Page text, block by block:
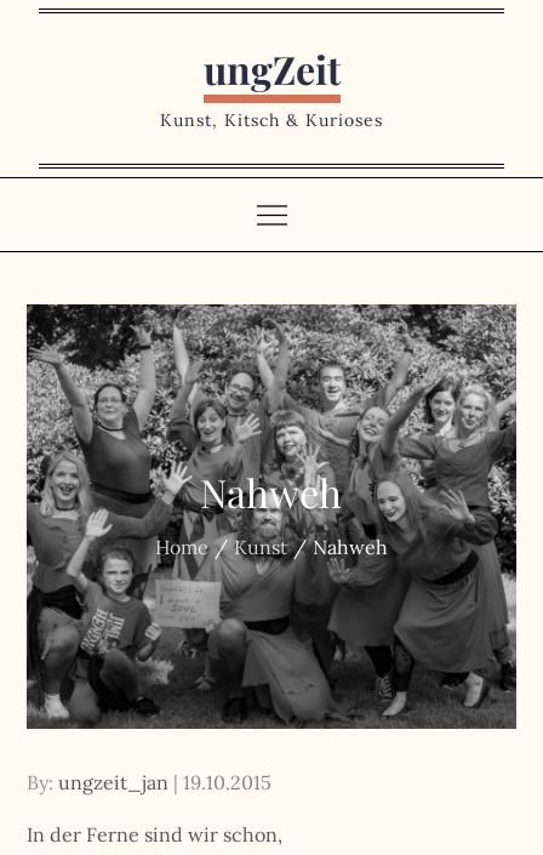
ungZeit
Kunst, Kitsch & Kurioses
Nahweh
Home Kunst Nahweh
By:ungzeit_jan Posted
19.10.2015
In der Ferne sind wir schon,